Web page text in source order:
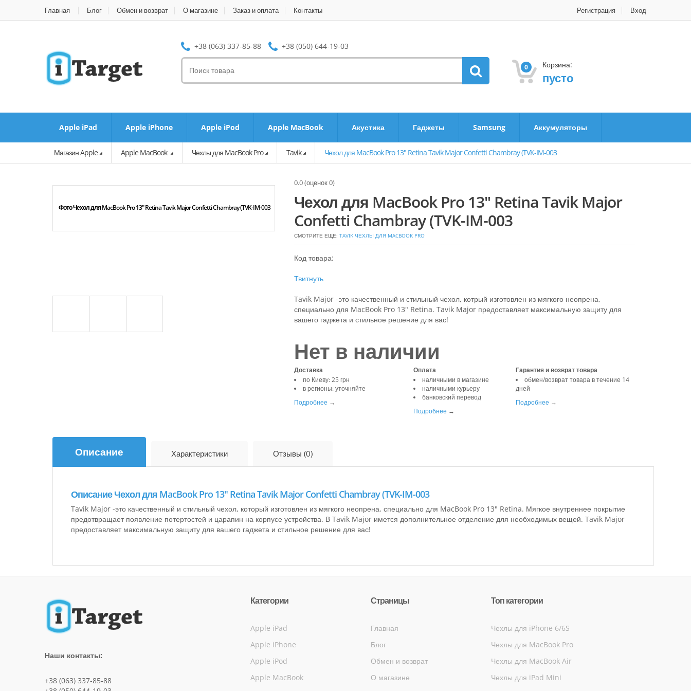
Главная Блог Обмен и возврат О магазине Заказ и оплата Контакты Регистрация Вход
+38 (063) 337-85-88 +38 (050) 644-19-03
0 Корзина:
пусто
Apple iPad Apple iPhone Apple iPod Apple MacBook Акустика Гаджеты Samsung Аккумуляторы
Магазин Apple Apple MacBook Чехлы для MacBook Pro Tavik Чехол для MacBook Pro 13" Retina Tavik Major Confetti Chambray (TVK-IM-003
Фото Чехол для MacBook Pro 13" Retina Tavik Major Confetti Chambray (TVK-IM-003 Фото Чехол для MacBook Pro 13" Retina Tavik Major Confetti Chambray (TVK-IM-003 Фото Чехол для MacBook Pro 13" Retina Tavik Major Confetti Chambray
0.0(оценок0)
Чехол для MacBook Pro 13" Retina Tavik Major
Confetti Chambray (TVK-IM-003
СМОТРИТЕ ЕЩЕ: TAVIK ЧЕХЛЫ ДЛЯ MACBOOK PRO
Код товара:
Твитнуть
Tavik Major -это качественный и стильный чехол, котрый изготовлен из мягкого неопрена,
специально для MacBook Pro 13" Retina. Tavik Major предоставляет максимальную защиту для
вашего гаджета и стильное решение для вас!
Нет в наличии
Гарантия и возврат товара
обмен/возврат товара в течение 14
дней
Подробнее →
Доставка
по Киеву: 25 грн
в регионы: уточняйте
Подробнее →
Оплата
наличными в магазине
наличными курьеру
банковский перевод
Подробнее →
Описание Характеристики Отзывы (0)
Описание Чехол для MacBook Pro 13" Retina Tavik Major Confetti Chambray (TVK-IM-003
Tavik Major -это качественный и стильный чехол, который изготовлен из мягкого неопрена, специально для MacBook Pro 13" Retina. Мягкое внутреннее покрытие
предотвращает появление потертостей и царапин на корпусе устройства. В Tavik Major имется дополнительное отделение для необходимых вещей. Tavik Major
предоставляет максимальную защиту для вашего гаджета и стильное решение для вас!
Наши контакты:
+38 (063) 337-85-88
Категории
Apple iPad
Apple iPhone
Apple iPod
Apple MacBook
Страницы
Главная
Блог
Обмен и возврат
О магазине
Топ категории
Чехлы для iPhone 6/6S
Чехлы для MacBook Pro
Чехлы для MacBook Air
Чехлы для iPad Mini